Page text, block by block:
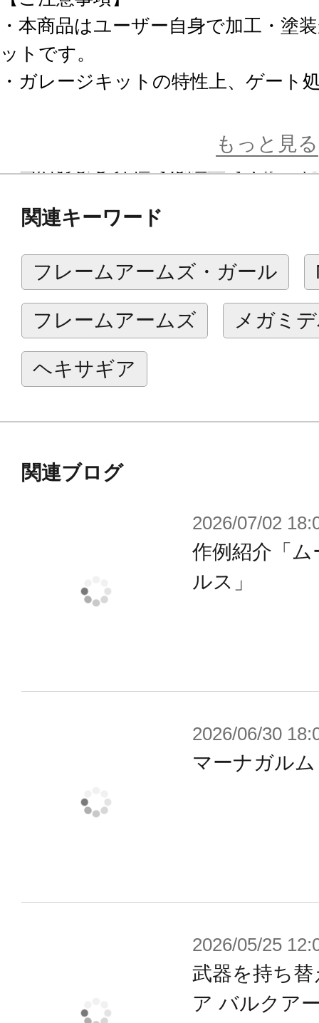
・本商品はユーザー自身で加工・塗
ットです。
・ガレージキットの特性上、ゲート
・商品には過去イベント会場で販売
ージの破損・汚れによる返品、交換
ご了承ください。
※本商品に関する問合せ先はこちら
●製造元：株式会社ガットワークス
異なる場合がございます。
※本製品はお客様ご自身で組み立て
もっと見る
関連キーワード
フレームアームズ・ガール
フレームアームズ メガミ
ヘキサギア
関連ブログ
2026/07/02
作例紹介「
ルス」
2026/06/30
マーナガル
2026/05/25
武器を持ち
ア バルクア